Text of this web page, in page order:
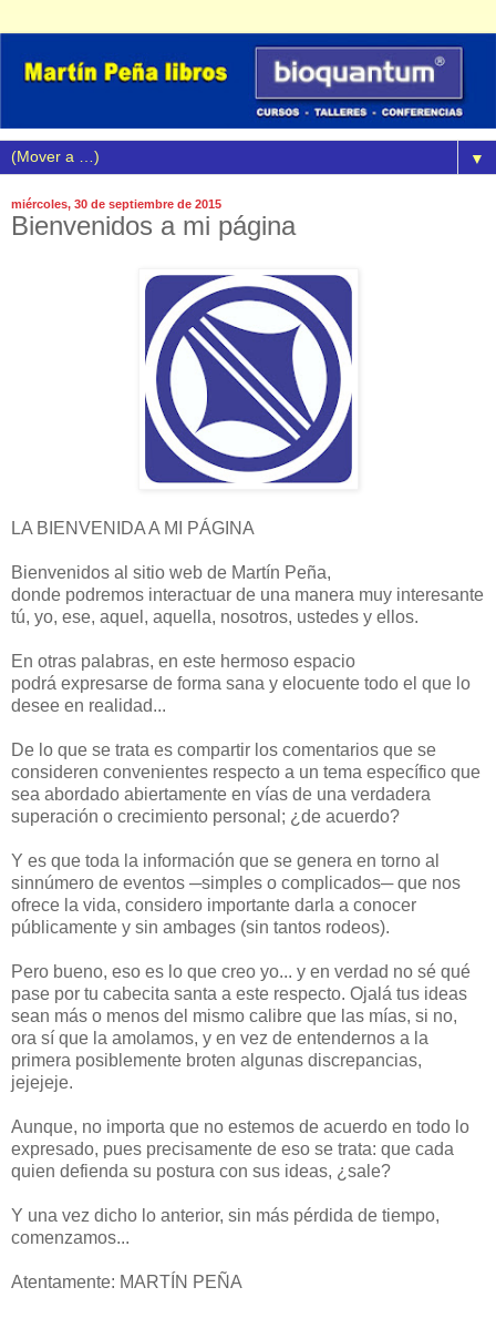
▼
miércoles, 30 de septiembre de 2015
Bienvenidos a mi página
LA BIENVENIDA A MI PÁGINA
Bienvenidos al sitio web de Martín Peña,
donde podremos interactuar de una manera muy interesante
tú, yo, ese, aquel, aquella, nosotros, ustedes y ellos.
En otras palabras, en este hermoso espacio
podrá expresarse de forma sana y elocuente todo el que lo
desee en realidad...
De lo que se trata es compartir los comentarios que se
consideren convenientes respecto a un tema específico que
sea abordado abiertamente en vías de una verdadera
superación o crecimiento personal; ¿de acuerdo?
Y es que toda la información que se genera en torno al
sinnúmero de eventos ─simples o complicados─que nos
ofrece la vida, considero importante darla a conocer
públicamente y sin ambages (sin tantos rodeos).
Pero bueno, eso es lo que creo yo... y en verdad no sé qué
pase por tu cabecita santa a este respecto. Ojalá tus ideas
sean más o menos del mismo calibre que las mías, si no,
ora sí que la amolamos, y en vez de entendernos a la
primera posiblemente broten algunas discrepancias,
jejejeje.
Aunque, no importa que no estemos de acuerdo en todo lo
expresado, pues precisamente de eso se trata: que cada
quien defienda su postura con sus ideas, ¿sale?
Y una vez dicho lo anterior, sin más pérdida de tiempo,
comenzamos...
Atentamente: MARTÍN PEÑA